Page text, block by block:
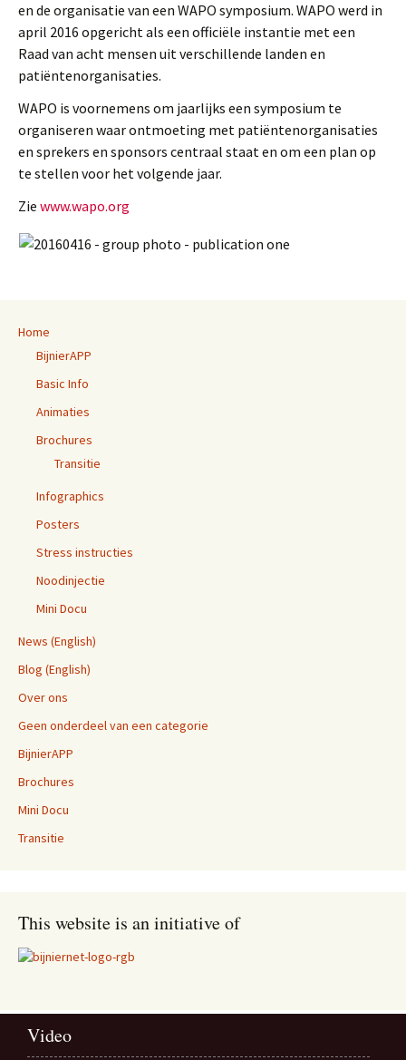
en de organisatie van een WAPO symposium. WAPO werd in
april 2016 opgericht als een officiële instantie met een
Raad van acht mensen uit verschillende landen en
patiëntenorganisaties.
WAPO is voornemens om jaarlijks een symposium te
organiseren waar ontmoeting met patiëntenorganisaties
en sprekers en sponsors centraal staat en om een plan op
te stellen voor het volgende jaar.
Zie www.wapo.org
Home
BijnierAPP
Basic Info
Animaties
Brochures
Transitie
Infographics
Posters
Stress instructies
Noodinjectie
Mini Docu
News (English)
Blog (English)
Over ons
Geen onderdeel van een categorie
BijnierAPP
Brochures
Mini Docu
Transitie
This website is an initiative of
Video